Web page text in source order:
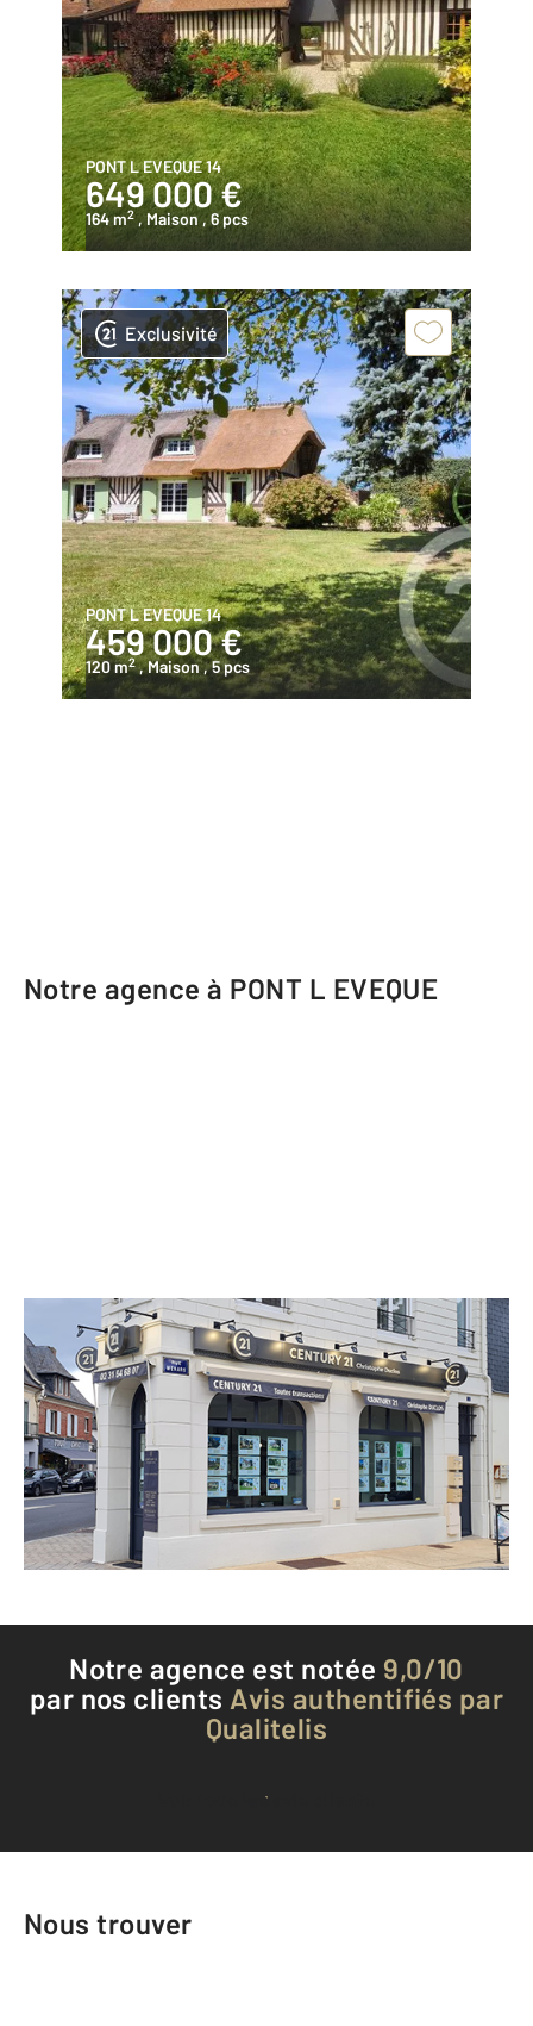
PONT L EVEQUE 14
649 000 €
164 m2 , Maison , 6 pcs
Exclusivité
PONT L EVEQUE 14
459 000 €
120 m2 , Maison, 5 pcs
Notre agence à PONT L EVEQUE
CENTURY 21 Tirard-Gardie
2 rue Hamelin
PONT L EVEQUE - 14130
Envoyer un message
Téléphoner à l'agence
Notre agence est notée 9,0/10
par nos clients Avis authentifiés par
Qualitelis
Voir tous les avis clients
Nous trouver